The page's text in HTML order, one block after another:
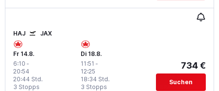
HAJ JAX
Fr 14.8.
6:10 -
20:54
3 Stopps
20:44 Std.
Di 18.8.
11:51 -
12:25
3 Stopps
18:34 Std.
734 €
Suchen